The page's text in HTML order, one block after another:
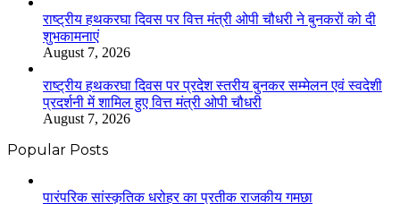
राष्ट्रीय हथकरघा दिवस पर वित्त मंत्री ओपी चौधरी ने बुनकरों को दी
शुभकामनाएं
August 7, 2026
राष्ट्रीय हथकरघा दिवस पर प्रदेश स्तरीय बुनकर सम्मेलन एवं स्वदेशी
प्रदर्शनी में शामिल हुए वित्त मंत्री ओपी चौधरी
August 7, 2026
Popular Posts
​​​​​​​पारंपरिक सांस्कृतिक धरोहर का प्रतीक राजकीय गमछा